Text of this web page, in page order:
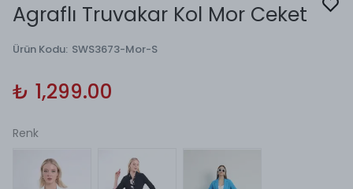
Agraflı Truvakar Kol Mor Ceket
Ürün Kodu: SWS3673-Mor-S
₺ 1,299.00
Renk